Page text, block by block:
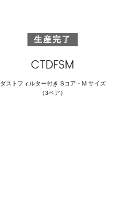
生産完了
CTDFSM
ダストフィルター付き Sコア・M サイズ
（3ペア）